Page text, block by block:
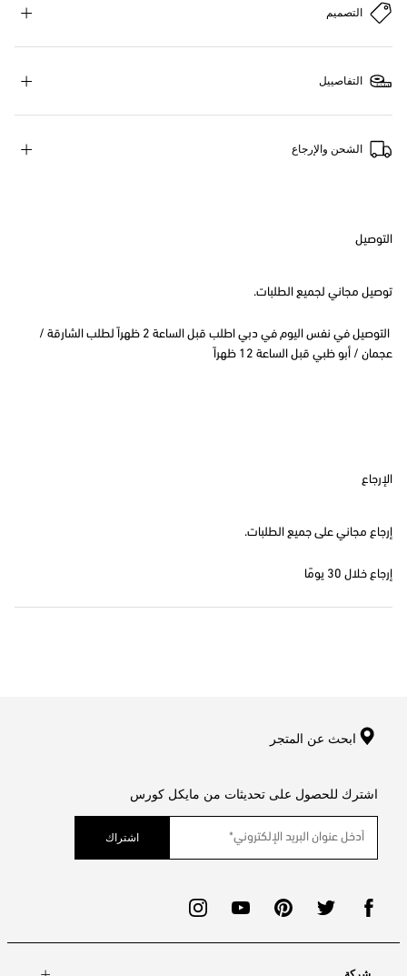
التصميم
التفاصييل
الشحن والإرجاع
التوصيل
توصيل مجاني لجميع الطلبات.
التوصيل في نفس اليوم في دبي اطلب قبل الساعة 2 ظهراً لطلب الشارقة /
عجمان / أبو ظبي قبل الساعة 12 ظهراً
الإرجاع
إرجاع مجاني على جميع الطلبات.
إرجاع خلال 30 يومًا
ابحث عن المتجر
اشترك للحصول على تحديثات من مايكل كورس
اشتراك